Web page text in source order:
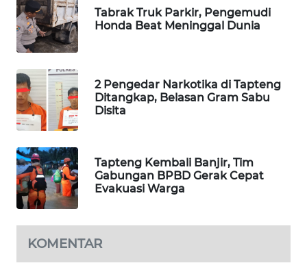
Tabrak Truk Parkir, Pengemudi
Honda Beat Meninggal Dunia
2 Pengedar Narkotika di Tapteng
Ditangkap, Belasan Gram Sabu
Disita
Tapteng Kembali Banjir, Tim
Gabungan BPBD Gerak Cepat
Evakuasi Warga
KOMENTAR
NEWS
METRO
NEWS
METRO
JAKARTA
KRT
NEWS
KARING
NEWS